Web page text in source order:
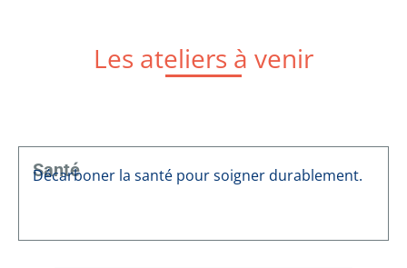
Les ateliers à venir
Santé
Décarboner la santé pour soigner durablement.